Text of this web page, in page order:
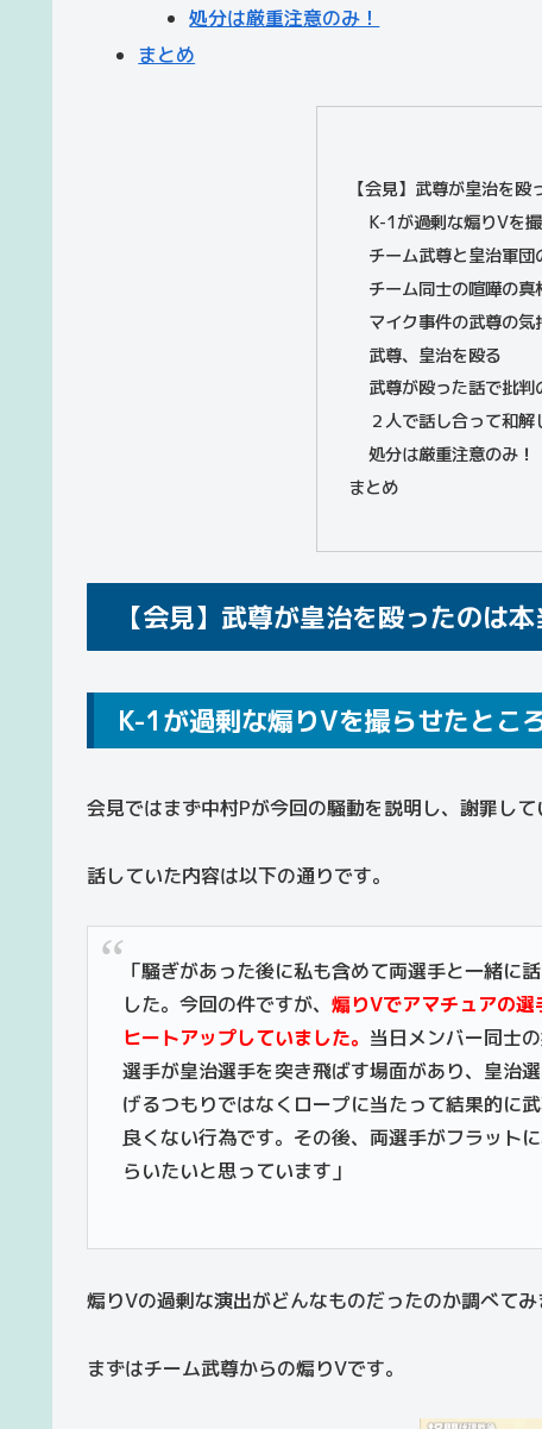
処分は厳重注意のみ！
まとめ
【会見】武尊が皇治を
K-1が過剰な煽りVを
チーム武尊と皇治軍団
チーム同士の喧嘩の真
マイク事件の武尊の気
武尊、皇治を殴る
武尊が殴った話で批
２人で話し合って和解
処分は厳重注意のみ！
まとめ
【会見】武尊が皇治を殴ったのは
K-1が過剰な煽りVを撮らせたとこ
会見ではまず中村Pが今回の騒動を説明し、謝罪して
話していた内容は以下の通りです。
「騒ぎがあった後に私も含めて両選手と一緒に
した。今回の件ですが、 煽りVでアマチュアの
ヒートアップしていました。 当日メンバー同士
選手が皇治選手を突き飛ばす場面があり、皇治
げるつもりではなくロープに当たって結果的に
良くない行為です。その後、両選手がフラット
らいたいと思っています」
煽りVの過剰な演出がどんなものだったのか調べてみ
まずはチーム武尊からの煽りVです。